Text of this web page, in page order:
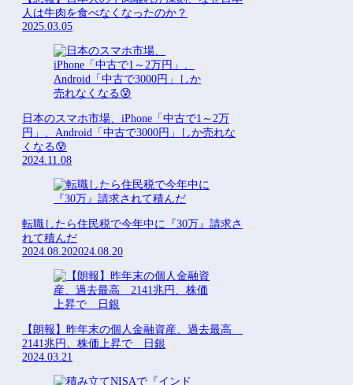
人は牛肉を食べなくなったのか？
2025.03.05
日本のスマホ市場、iPhone「中古で1～2万
円」、Android「中古で3000円」しか売れな
くなる😰
2024.11.08
転職したら住民税で今年中に『30万』請求さ
れて積んだ
2024.08.202024.08.20
【朗報】昨年末の個人金融資産、過去最高
2141兆円、株価上昇で 日銀
2024.03.21